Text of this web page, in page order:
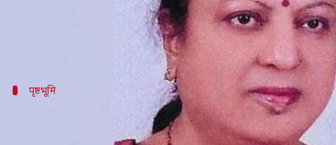
उत्तर प्रदेश सरकार में मंत्री कमल रानी वरुण का रविवार को
उत्तर प्रदेश में कोरोना वायरस ने पहली बार किसी चुने गए
पृष्ठभूमि
18 जुलाई को कोरोना वायरस से संक्रमित पाई गईं
कानपुर के घाटमपुर से विधायक कमल रानी को 18 जुलाई को